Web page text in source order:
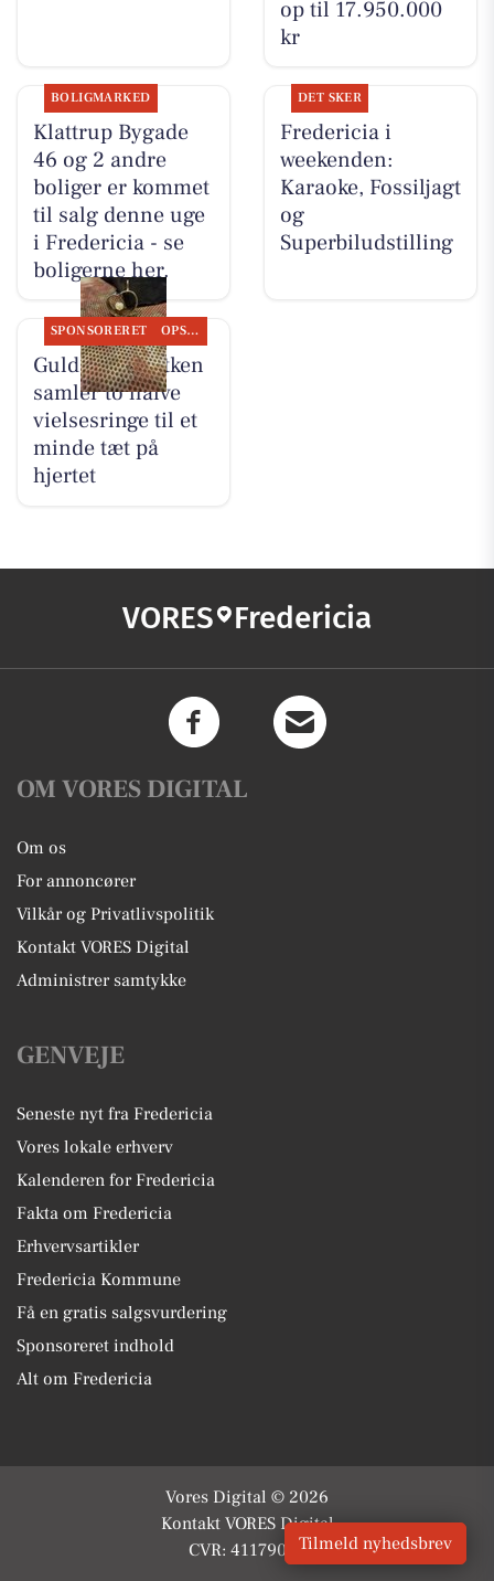
op til 17.950.000
kr
BOLIGMARKED
Klattrup Bygade
46 og 2 andre
boliger er kommet
til salg denne uge
i Fredericia - se
boligerne her.
DET SKER
Fredericia i
weekenden:
Karaoke, Fossiljagt
og
Superbiludstilling
SPONSORERET OPSLAGSTAVLEN
Guldsmed Lütken
samler to halve
vielsesringe til et
minde tæt på
hjertet
VORES Fredericia
OM VORES DIGITAL
Om os
For annoncører
Vilkår og Privatlivspolitik
Kontakt VORES Digital
Administrer samtykke
GENVEJE
Seneste nyt fra Fredericia
Vores lokale erhverv
Kalenderen for Fredericia
Fakta om Fredericia
Erhvervsartikler
Fredericia Kommune
Få en gratis salgsvurdering
Sponsoreret indhold
Alt om Fredericia
Vores Digital © 2026
Kontakt VORES Digital
CVR: 41179082Tilmeld nyhedsbrev